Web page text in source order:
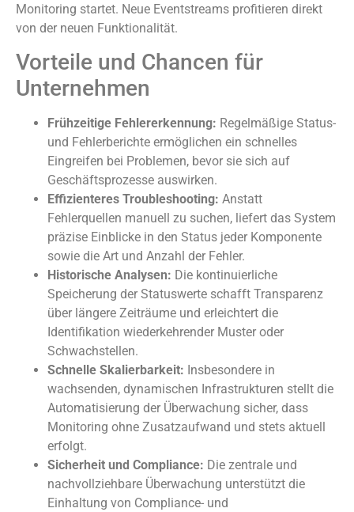
Monitoring startet. Neue Eventstreams profitieren direkt
von der neuen Funktionalität.
Vorteile und Chancen für
Unternehmen
Frühzeitige Fehlererkennung: Regelmäßige Status-
und Fehlerberichte ermöglichen ein schnelles
Eingreifen bei Problemen, bevor sie sich auf
Geschäftsprozesse auswirken.
Effizienteres Troubleshooting: Anstatt
Fehlerquellen manuell zu suchen, liefert das System
präzise Einblicke in den Status jeder Komponente
sowie die Art und Anzahl der Fehler.
Historische Analysen: Die kontinuierliche
Speicherung der Statuswerte schafft Transparenz
über längere Zeiträume und erleichtert die
Identifikation wiederkehrender Muster oder
Schwachstellen.
Schnelle Skalierbarkeit: Insbesondere in
wachsenden, dynamischen Infrastrukturen stellt die
Automatisierung der Überwachung sicher, dass
Monitoring ohne Zusatzaufwand und stets aktuell
erfolgt.
Sicherheit und Compliance: Die zentrale und
nachvollziehbare Überwachung unterstützt die
Einhaltung von Compliance- und